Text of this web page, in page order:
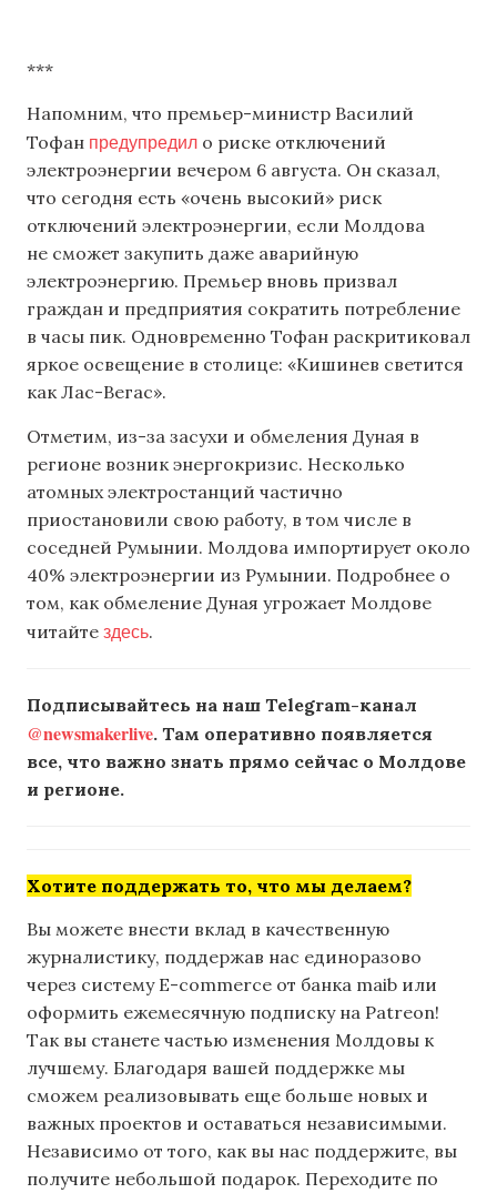
***
Напомним, что премьер-министр Василий
Тофан предупредил о риске отключений
электроэнергии вечером 6 августа. Он сказал,
что сегодня есть «очень высокий» риск
отключений электроэнергии, если Молдова
не сможет закупить даже аварийную
электроэнергию. Премьер вновь призвал
граждан и предприятия сократить потребление
в часы пик. Одновременно Тофан раскритиковал
яркое освещение в столице: «Кишинев светится
как Лас-Вегас».
Отметим, из-за засухи и обмеления Дуная в
регионе возник энергокризис. Несколько
атомных электростанций частично
приостановили свою работу, в том числе в
соседней Румынии. Молдова импортирует около
40% электроэнергии из Румынии. Подробнее о
том, как обмеление Дуная угрожает Молдове
читайте здесь.
Подписывайтесь на наш Telegram-канал
@newsmakerlive. Там оперативно появляется
все, что важно знать прямо сейчас о Молдове
и регионе.
Хотите поддержать то, что мы делаем?
Вы можете внести вклад в качественную
журналистику, поддержав нас единоразово
через систему E-commerce от банка maib или
оформить ежемесячную подписку на Patreon!
Так вы станете частью изменения Молдовы к
лучшему. Благодаря вашей поддержке мы
сможем реализовывать еще больше новых и
важных проектов и оставаться независимыми.
Независимо от того, как вы нас поддержите, вы
получите небольшой подарок. Переходите по